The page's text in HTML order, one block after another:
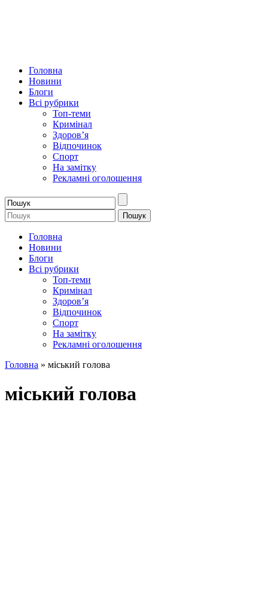
Головна
Новини
Блоги
Всі рубрики
Топ-теми
Кримінал
Здоров’я
Відпочинок
Спорт
На замітку
Рекламні оголошення
Головна
Новини
Блоги
Всі рубрики
Топ-теми
Кримінал
Здоров’я
Відпочинок
Спорт
На замітку
Рекламні оголошення
Головна » міський голова
міський голова